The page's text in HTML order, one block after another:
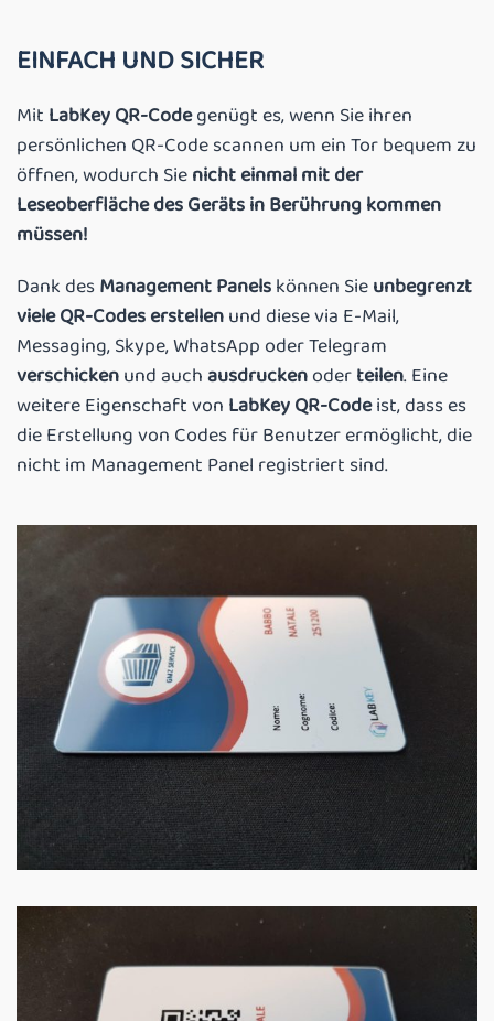
EINFACH UND SICHER
Mit LabKey QR-Codegenügt es, wenn Sie ihren
persönlichen QR-Code scannen um ein Tor bequem zu
öffnen, wodurch Sienicht einmal mit der
Leseoberfläche des Geräts in Berührung kommen
müssen!
Dank desManagement Panelskönnen Sieunbegrenzt
viele QR-Codes erstellenund diese via E-Mail,
Messaging, Skype, WhatsApp oder Telegram
verschickenund auchausdruckenoderteilen. Eine
weitere Eigenschaft von LabKey QR-Codeist, dass es
die Erstellung von Codes für Benutzer ermöglicht, die
nicht im Management Panel registriert sind.